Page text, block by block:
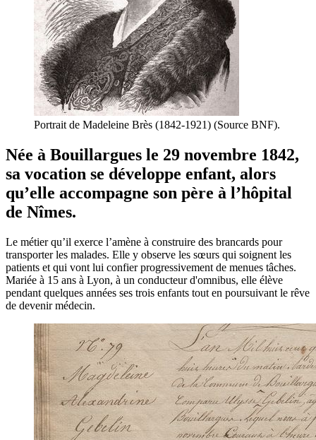
Portrait de Madeleine Brès (1842-1921) (Source BNF).
Née à Bouillargues le 29 novembre 1842,
sa vocation se développe enfant, alors
qu’elle accompagne son père à l’hôpital
de Nîmes.
Le métier qu’il exerce l’amène à construire des brancards pour
transporter les malades. Elle y observe les sœurs qui soignent les
patients et qui vont lui confier progressivement de menues tâches.
Mariée à 15 ans à Lyon, à un conducteur d'omnibus, elle élève
pendant quelques années ses trois enfants tout en poursuivant le rêve
de devenir médecin.